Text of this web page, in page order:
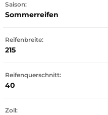
Saison:
Sommerreifen
Reifenbreite:
215
Reifenquerschnitt:
40
Zoll: